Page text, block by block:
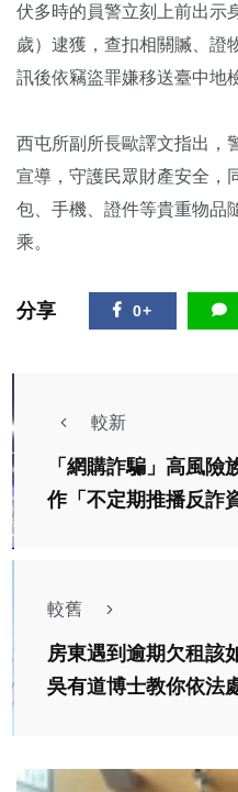
伏多時的員警立刻上前出示
歲）逮獲，查扣相關贓、證
訊後依竊盜罪嫌移送臺中地
西屯所副所長歐譯文指出，
宣導，守護民眾財產安全，
包、手機、證件等貴重物品
乘。
分享 0+
較新
「網購詐騙」高風
作「不定期推播反詐
較舊
房東遇到逾期欠租該
吳有道博士教你依法